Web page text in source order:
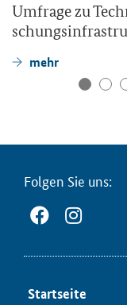
Um­fra­ge zu
mehr
Fol­gen Sie uns:
Start­sei­te